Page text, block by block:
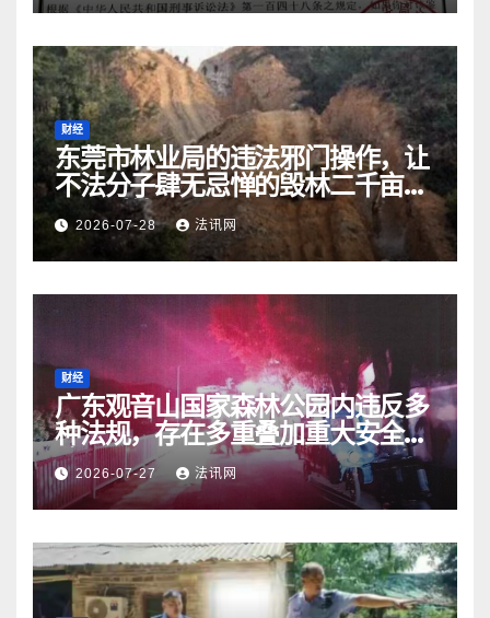
财经
东莞市林业局的违法邪门操作，让
不法分子肆无忌惮的毁林二千亩而
无人受处罚
2026-07-28 法讯网
财经
广东观音山国家森林公园内违反多
种法规，存在多重叠加重大安全风
险2026-07-27 法讯网